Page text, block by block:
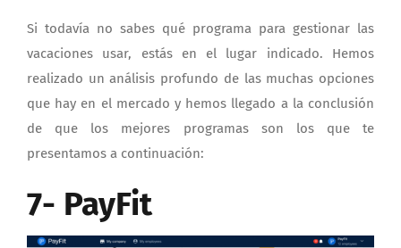
Si todavía no sabes qué programa para gestionar las
vacaciones usar, estás en el lugar indicado. Hemos
realizado un análisis profundo de las muchas opciones
que hay en el mercado y hemos llegado a la conclusión
de que los mejores programas son los que te
presentamos a continuación:
7- PayFit